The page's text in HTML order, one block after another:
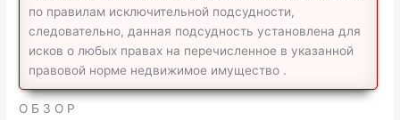
по правилам исключительной подсудности,
следовательно, данная подсудность установлена для
исков о любых правах на перечисленное в указанной
правовой норме недвижимое имущество .
О Б З О Р